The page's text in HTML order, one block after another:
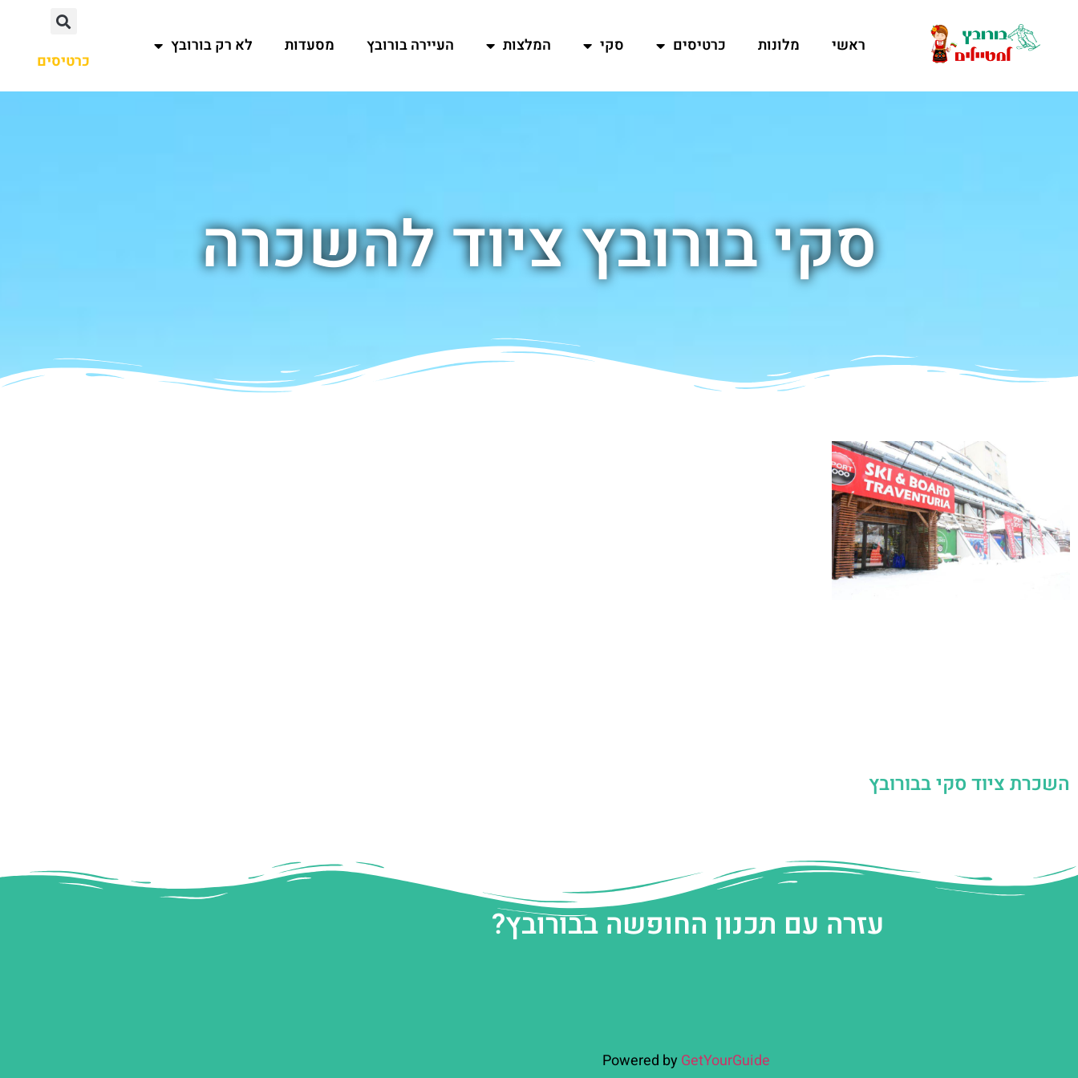
ראשי מלונות כרטיסים סקי המלצות העיירה בורובץ מסעדות לא רק בורובץ
כרטיסים
סקי בורובץ ציוד להשכרה
השכרת ציוד סקי בבורובץ
עזרה עם תכנון החופשה בבורובץ?
Powered by GetYourGuide